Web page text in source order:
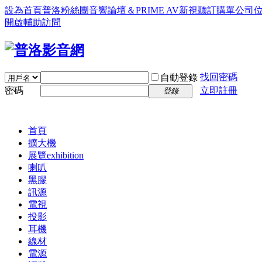
設為首頁普洛粉絲團音響論壇＆PRIME AV新視聽訂購單公司
開啟輔助訪問
自動登錄 找回密碼
密碼
登錄 立即註冊
首頁
擴大機
展覽exhibition
喇叭
黑膠
訊源
電視
投影
耳機
線材
電源